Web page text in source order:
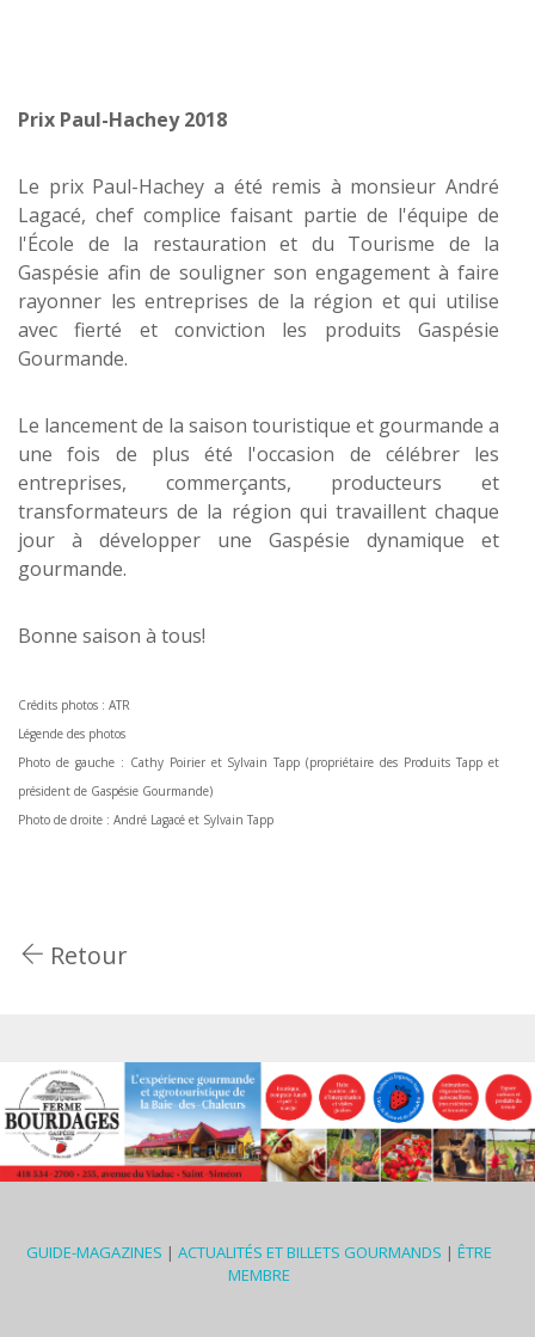
Prix Paul-Hachey 2018
Le prix Paul-Hachey a été remis à monsieur André
Lagacé, chef complice faisant partie de l'équipe de
l'École de la restauration et du Tourisme de la
Gaspésie afin de souligner son engagement à faire
rayonner les entreprises de la région et qui utilise
avec fierté et conviction les produits Gaspésie
Gourmande.
Le lancement de la saison touristique et gourmande a
une fois de plus été l'occasion de célébrer les
entreprises, commerçants, producteurs et
transformateurs de la région qui travaillent chaque
jour à développer une Gaspésie dynamique et
gourmande.
Bonne saison à tous!
Crédits photos : ATR
Légende des photos
Photo de gauche : Cathy Poirier et Sylvain Tapp (propriétaire des Produits Tapp et
président de Gaspésie Gourmande)
Photo de droite : André Lagacé et Sylvain Tapp
Retour
GUIDE-MAGAZINES | ACTUALITÉS ET BILLETS GOURMANDS | ÊTRE
MEMBRE